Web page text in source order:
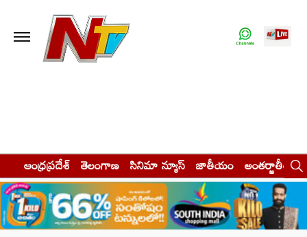
ఆంధ్రప్రదేశ్ తెలంగాణ సినిమా న్యూస్ జాతీయం అంతర్జాతీయం